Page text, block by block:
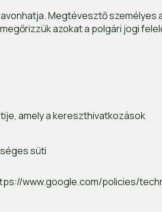
Megtévesztő
azokat a polgári jogi
amely a kereszthivatkozások
süti
www.google.com/policies/